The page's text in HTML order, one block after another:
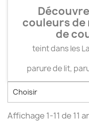
couleurs de
de
teint dans les
parure de lit,
Choisir
Affichage 1-11 de 11